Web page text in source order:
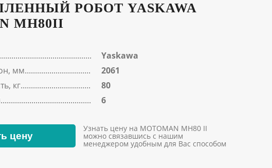
РОБОТ YASKAWA
MH80II
Yaskawa
мм
2061
кг
80
6
цену
Узнать цену на MOTOMAN MH80 II
можно связавшись с нашим
менеджером удобным для Вас способом